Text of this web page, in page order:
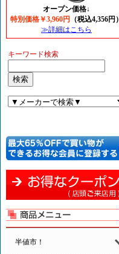
オープン価格↓
特別価格￥3,960円
（税込4,356円）
≫詳細はこちら
キーワード検索
半値市！